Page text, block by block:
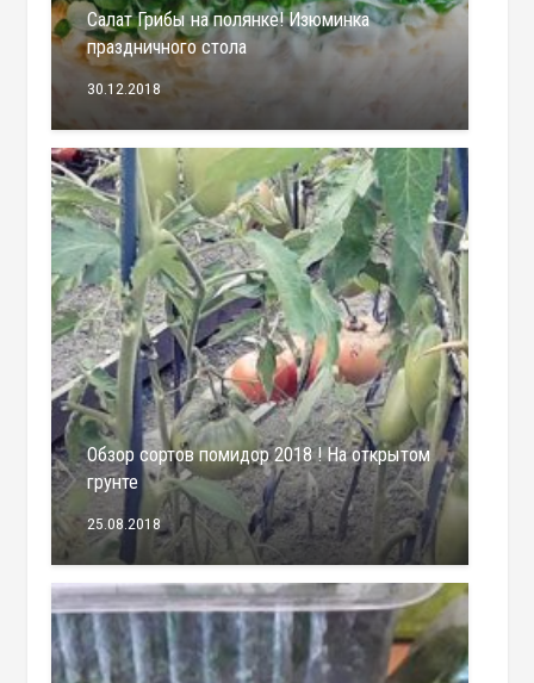
Салат Грибы на полянке! Изюминка
праздничного стола
30.12.2018
Обзор сортов помидор 2018 ! На открытом
грунте
25.08.2018